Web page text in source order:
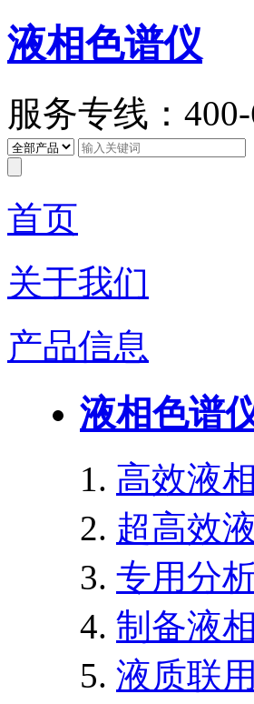
液相色谱仪
服务专线：
首页
关于我们
产品信息
液相色谱
高效液
超高效
专用分
制备液
液质联